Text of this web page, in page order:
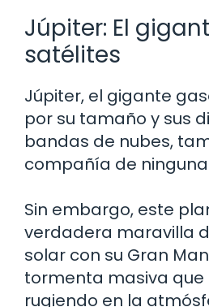
Júpiter: El
satélites
Júpiter, el gigante
por su tamaño y sus
bandas de nubes,
compañía de
Sin embargo, este
verdadera maravilla
solar con su Gran
tormenta masiva
rugiendo en la